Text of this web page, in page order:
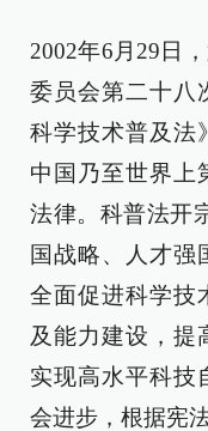
2002年6月29日
委员会第二十八
科学技术普及法
中国乃至世界上
法律。科普法开
国战略、人才强
全面促进科学技
及能力建设，提
实现高水平科技
会进步，根据宪